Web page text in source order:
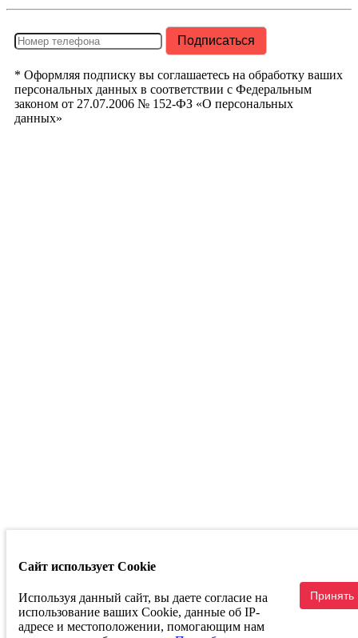
* Оформляя подписку вы соглашаетесь на обработку ваших
персональных данных в соответствии с Федеральным
законом от 27.07.2006 № 152-ФЗ «О персональных
данных»
Сайт использует Cookie
Используя данный сайт, вы даете согласие на
использование ваших Cookie, данные об IP-
адресе и местоположении, помогающим нам
Принять